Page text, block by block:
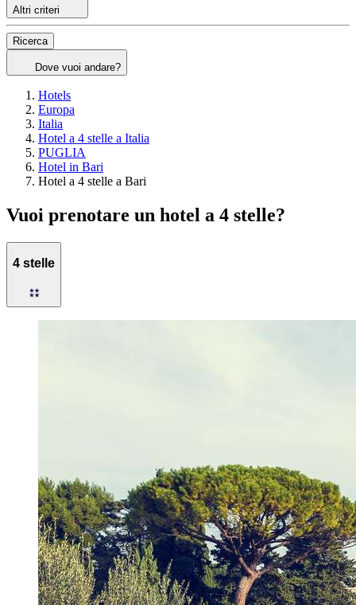
Altri criteri
Ricerca
Dove vuoi andare?
Hotels
Europa
Italia
Hotel a 4 stelle a Italia
PUGLIA
Hotel in Bari
Hotel a 4 stelle a Bari
Vuoi prenotare un hotel a 4 stelle?
4 stelle